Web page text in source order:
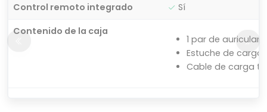
Control remoto integrado
Sí
Contenido de la caja
1 par de
Estuche de carga
Cable de carga